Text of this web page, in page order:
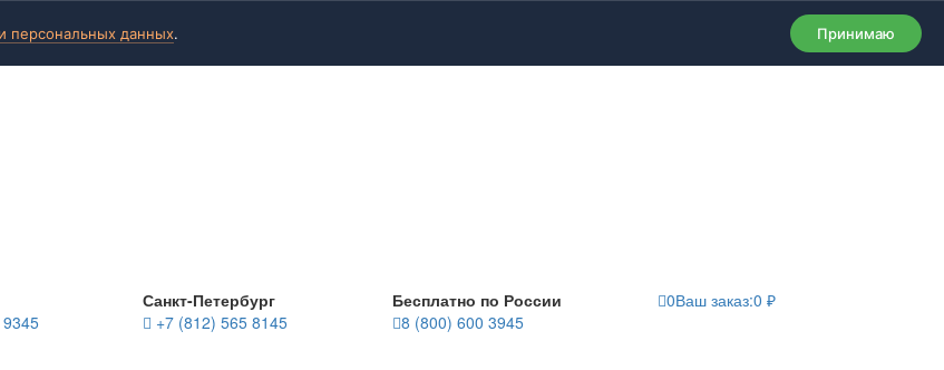
персональных данных. Принимаю
Санкт-Петербург
+7 (812) 565 8145
Бесплатно по России
8 (800) 600 3945
0Ваш заказ:0 ₽